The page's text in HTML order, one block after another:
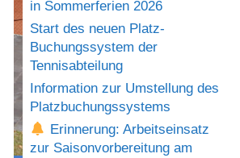
in Sommerferien 2026
Start des neuen Platz-
Buchungssystem der
Tennisabteilung
Information zur Umstellung des
Platzbuchungssystems
Erinnerung: Arbeitseinsatz
zur Saisonvorbereitung am